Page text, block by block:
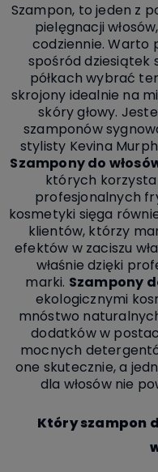
Szampon, to jeden z
pielęgnacji
codziennie. Warto
spośród dziesiątek
półkach wybrać
skrojony idealnie na
skóry głowy.
szamponów
stylisty Kevina
Szampony do
których
profesjonalnych
kosmetyki sięga
klientów, którzy
efektów w zaciszu
właśnie dzięki
marki. Szampony
ekologicznymi
mnóstwo
dodatków w
mocnych
one skutecznie, a
dla włosów nie
Który szampon